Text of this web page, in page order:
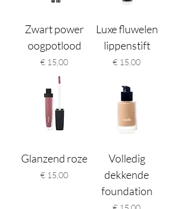
Zwart power
oogpotlood
Prijs
€ 15,00
Luxe fluwelen
lippenstift
Prijs
€ 15,00
Glanzend roze
Prijs
€ 15,00
Volledig
dekkende
foundation
Prijs